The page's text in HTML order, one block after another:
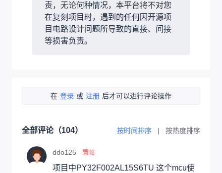
责，无论何种情况，本平台将不对您
在复刻项目时，遇到的任何因开源项
目电路设计问题所导致的直接、间接
等损害负责。
在 登录 或 注册 后才可以进行评论操作
全部评论（104） 按时间排序 | 按热度排序
ddo125 置顶
项目中PY32F002AL15S6TU 这个mcu使